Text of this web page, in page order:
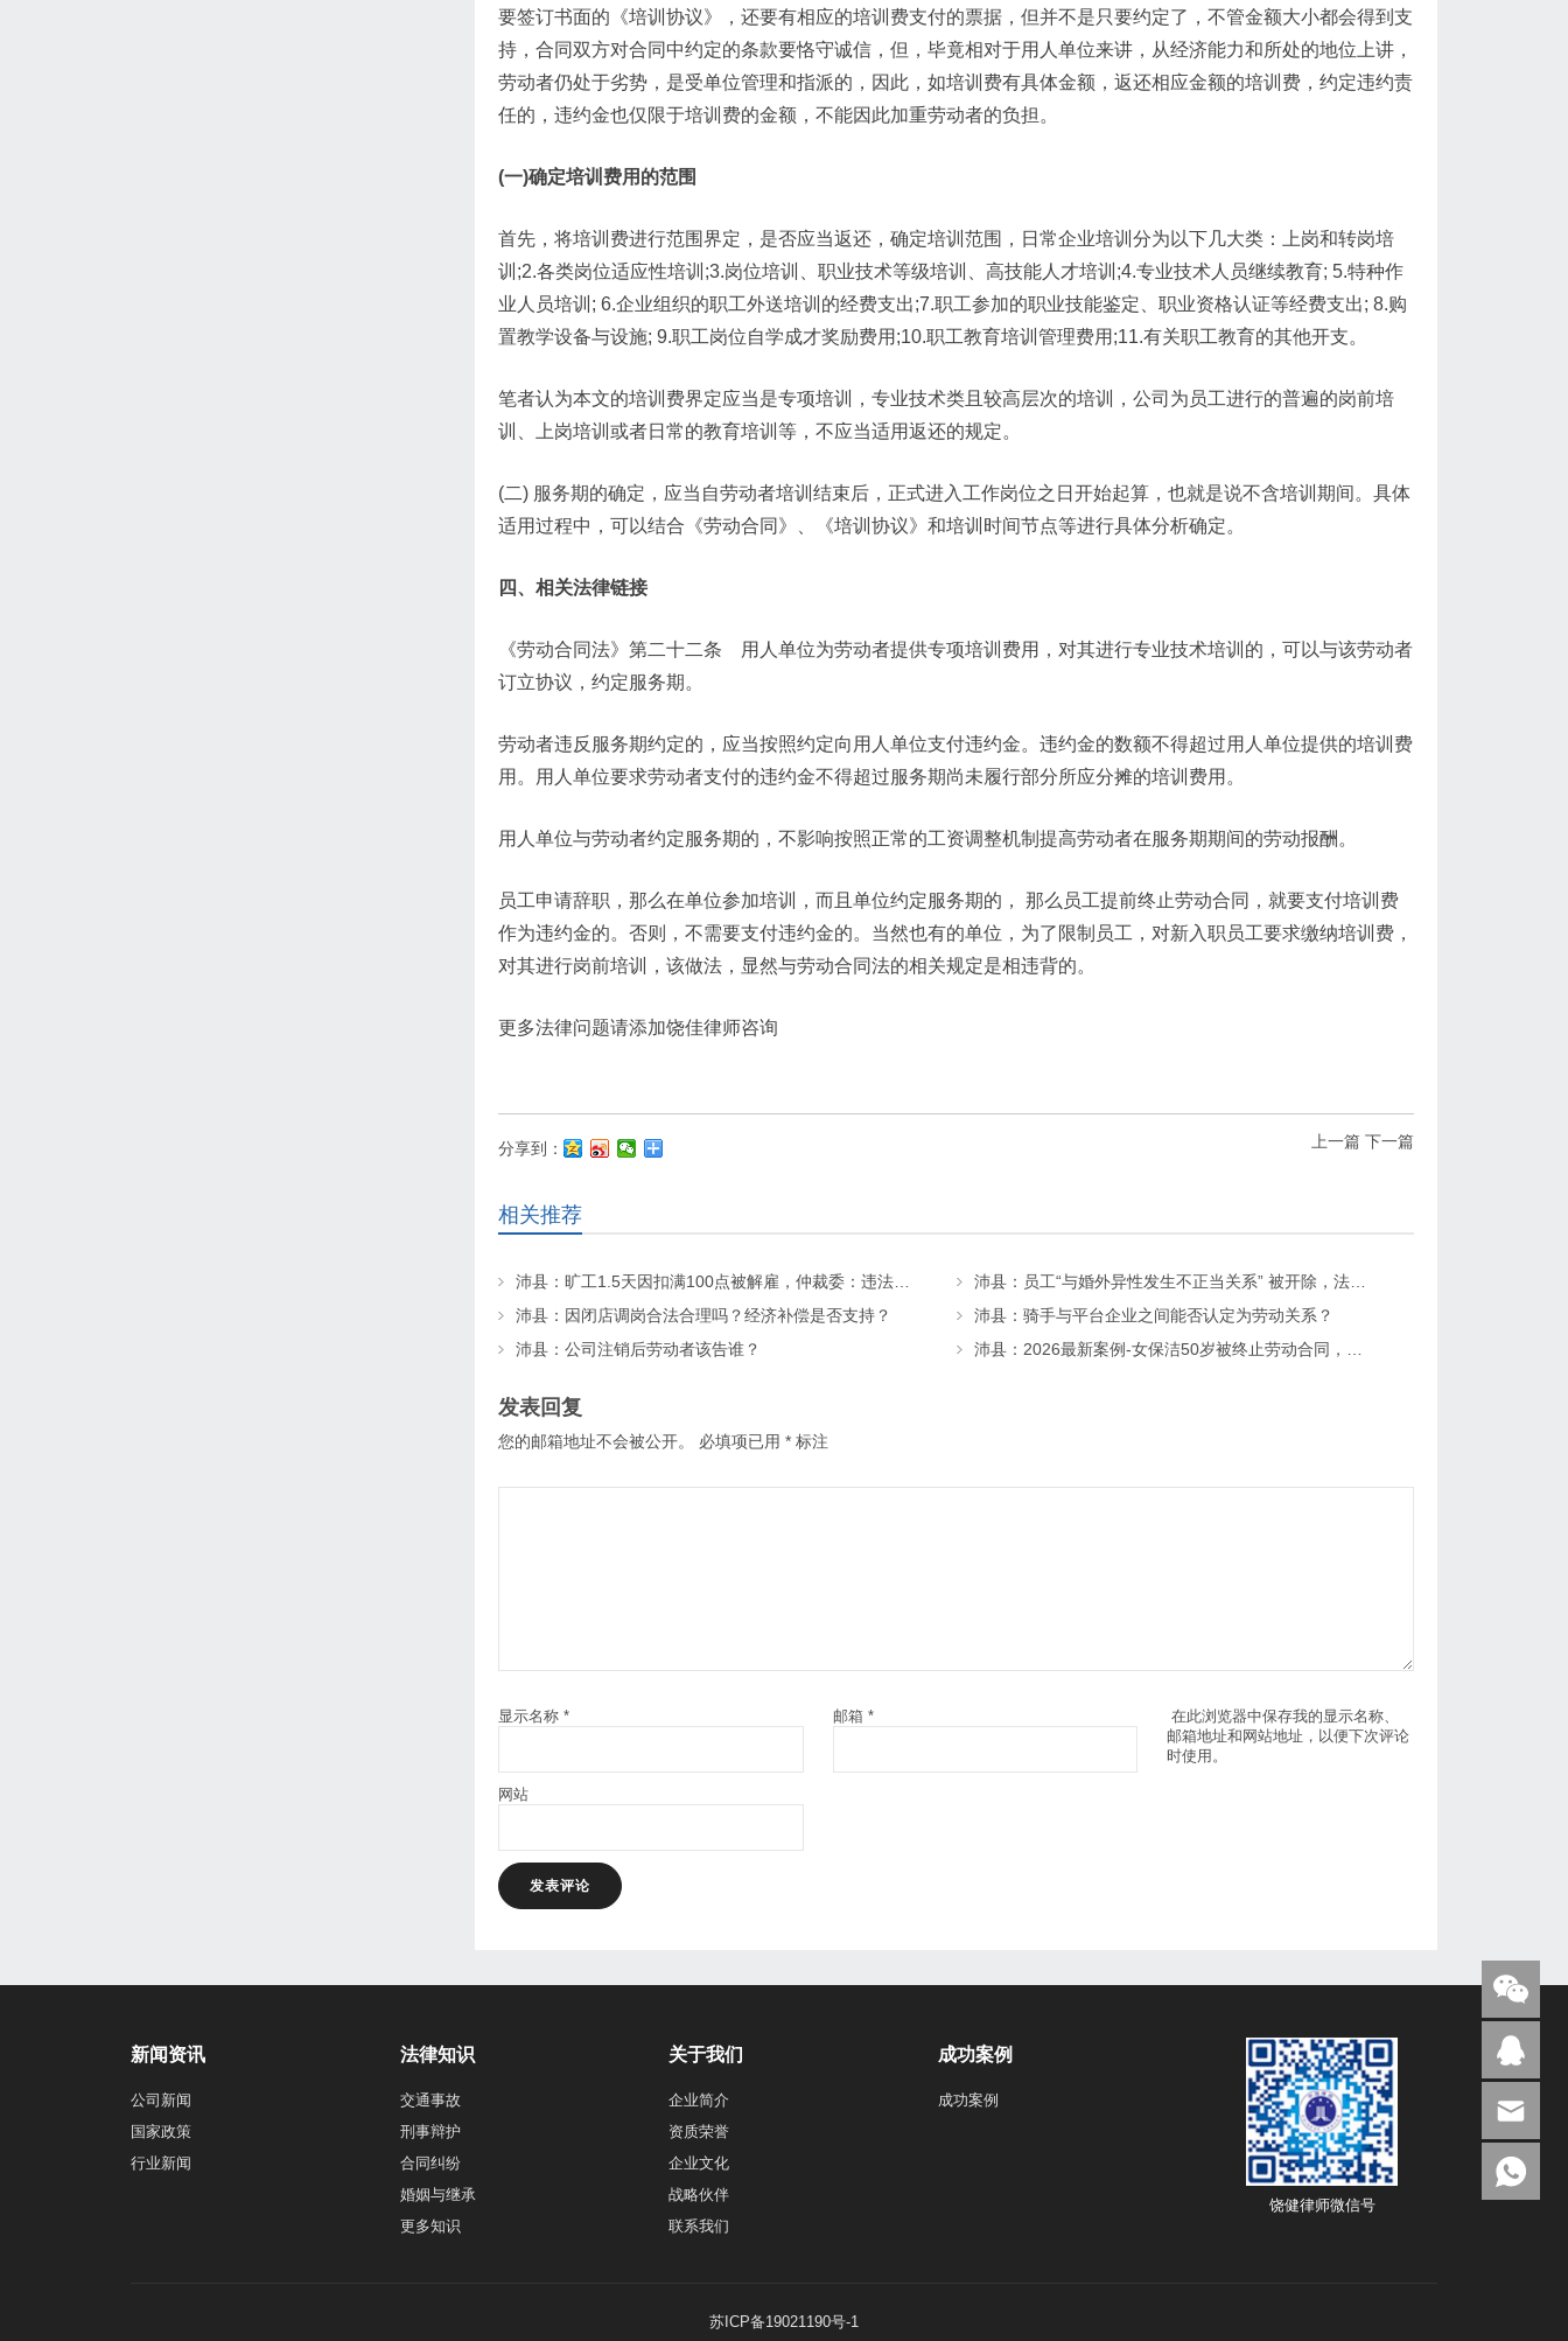
要签订书面的《培训协议》，还要有相应的培训费支付的票据，但并不是只要约定了，不管金额大小都会得到支
持，合同双方对合同中约定的条款要恪守诚信，但，毕竟相对于用人单位来讲，从经济能力和所处的地位上讲，
劳动者仍处于劣势，是受单位管理和指派的，因此，如培训费有具体金额，返还相应金额的培训费，约定违约责
任的，违约金也仅限于培训费的金额，不能因此加重劳动者的负担。
(一)确定培训费用的范围
首先，将培训费进行范围界定，是否应当返还，确定培训范围，日常企业培训分为以下几大类：上岗和转岗培
训;2.各类岗位适应性培训;3.岗位培训、职业技术等级培训、高技能人才培训;4.专业技术人员继续教育; 5.特种作
业人员培训; 6.企业组织的职工外送培训的经费支出;7.职工参加的职业技能鉴定、职业资格认证等经费支出; 8.购
置教学设备与设施; 9.职工岗位自学成才奖励费用;10.职工教育培训管理费用;11.有关职工教育的其他开支。
笔者认为本文的培训费界定应当是专项培训，专业技术类且较高层次的培训，公司为员工进行的普遍的岗前培
训、上岗培训或者日常的教育培训等，不应当适用返还的规定。
(二) 服务期的确定，应当自劳动者培训结束后，正式进入工作岗位之日开始起算，也就是说不含培训期间。具体
适用过程中，可以结合《劳动合同》、《培训协议》和培训时间节点等进行具体分析确定。
四、相关法律链接
《劳动合同法》第二十二条 用人单位为劳动者提供专项培训费用，对其进行专业技术培训的，可以与该劳动者
订立协议，约定服务期。
劳动者违反服务期约定的，应当按照约定向用人单位支付违约金。违约金的数额不得超过用人单位提供的培训费
用。用人单位要求劳动者支付的违约金不得超过服务期尚未履行部分所应分摊的培训费用。
用人单位与劳动者约定服务期的，不影响按照正常的工资调整机制提高劳动者在服务期期间的劳动报酬。
员工申请辞职，那么在单位参加培训，而且单位约定服务期的， 那么员工提前终止劳动合同，就要支付培训费
作为违约金的。否则，不需要支付违约金的。当然也有的单位，为了限制员工，对新入职员工要求缴纳培训费，
对其进行岗前培训，该做法，显然与劳动合同法的相关规定是相违背的。
更多法律问题请添加饶佳律师咨询
上一篇 下一篇
分享到：
相关推荐
沛县：员工“与婚外异性发生不正当关系” 被开除，法院怎么判？
沛县：因闭店调岗合法合理吗？经济补偿是否支持？
沛县：骑手与平台企业之间能否认定为劳动关系？
沛县：公司注销后劳动者该告谁？
发表回复
您的邮箱地址不会被公开。 必填项已用 * 标注
显示名称 * 邮箱 *
网站
在此浏览器中保存我的显示名称、
邮箱地址和网站地址，以便下次评论
时使用。
新闻资讯
公司新闻
国家政策
行业新闻
法律知识
交通事故
刑事辩护
合同纠纷
婚姻与继承
更多知识
关于我们
企业简介
资质荣誉
企业文化
战略伙伴
联系我们
成功案例
成功案例
饶健律师微信号
苏ICP备19021190号-1